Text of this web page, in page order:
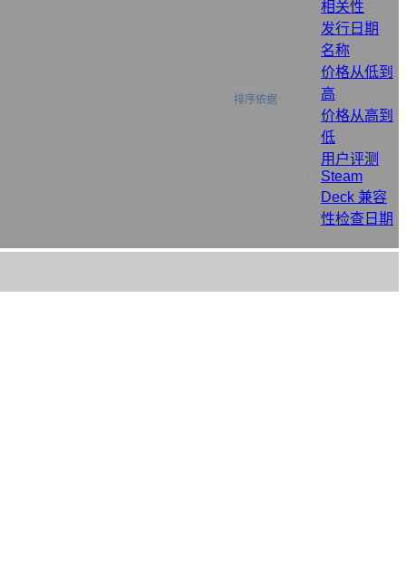
排序依据
相关性
发行日期
名称
价格从低到
高
价格从高到
低
用户评测
Steam
Deck 兼容
性检查日期